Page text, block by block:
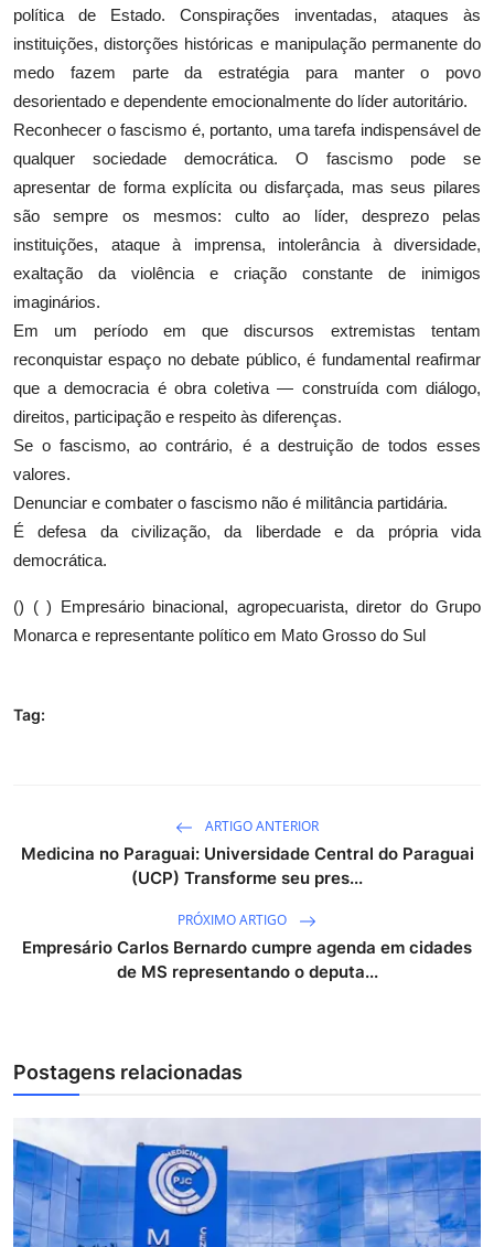
política de Estado. Conspirações inventadas, ataques às
instituições, distorções históricas e manipulação permanente do
medo fazem parte da estratégia para manter o povo
desorientado e dependente emocionalmente do líder autoritário.
Reconhecer o fascismo é, portanto, uma tarefa indispensável de
qualquer sociedade democrática. O fascismo pode se
apresentar de forma explícita ou disfarçada, mas seus pilares
são sempre os mesmos: culto ao líder, desprezo pelas
instituições, ataque à imprensa, intolerância à diversidade,
exaltação da violência e criação constante de inimigos
imaginários.
Em um período em que discursos extremistas tentam
reconquistar espaço no debate público, é fundamental reafirmar
que a democracia é obra coletiva — construída com diálogo,
direitos, participação e respeito às diferenças.
Se o fascismo, ao contrário, é a destruição de todos esses
valores.
Denunciar e combater o fascismo não é militância partidária.
É defesa da civilização, da liberdade e da própria vida
democrática.
() ( ) Empresário binacional, agropecuarista, diretor do Grupo
Monarca e representante político em Mato Grosso do Sul
Tag:
ARTIGO ANTERIOR
Medicina no Paraguai: Universidade Central do Paraguai
(UCP) Transforme seu pres...
PRÓXIMO ARTIGO
Empresário Carlos Bernardo cumpre agenda em cidades
de MS representando o deputa...
Postagens relacionadas